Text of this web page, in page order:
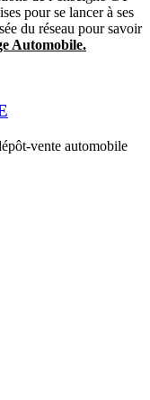
pour se lancer à ses
du réseau pour savoir
Automobile.
vente automobile